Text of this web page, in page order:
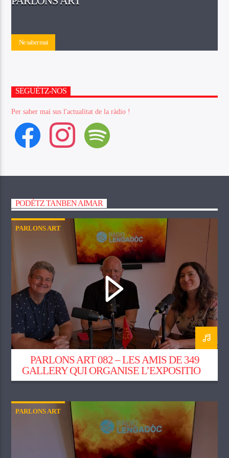
Ne saber mai
SEGUÈTZ-NOS
Per saber mai sus l'actualitat de la ràdio !
facebook
instagram spotify
PODÈTZ TANBEN AIMAR
PARLONS ART
PARLONS ART 082 – LES AMIS DE 349
GALLERY QUI ORGANISE L’EXPOSITION
« JOAN MIRÓ, LA RÉVOLUTION EN
PARLONS ART